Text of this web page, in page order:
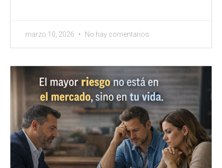
marzo 10, 2026 No hay comentarios